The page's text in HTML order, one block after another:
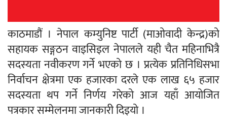
काठमाडौं । नेपाल कम्युनिष्ट पार्टी (माओवादी केन्द्र)को
सहायक सङ्गठन वाइसिइल नेपालले यही चैत महिनाभित्रै
सदस्यता नवीकरण गर्ने भएको छ । प्रत्येक प्रतिनिधिसभा
निर्वाचन क्षेत्रमा एक हजारका दरले एक लाख ६५ हजार
सदस्यता थप गर्ने निर्णय गरेको आज यहाँ आयोजित
पत्रकार सम्मेलनमा जानकारी दिइयो ।